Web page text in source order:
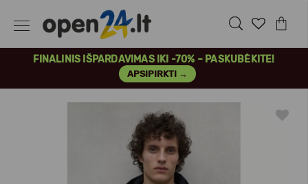
FINALINIS IŠPARDAVIMAS IKI -70% – PASKUBĖKITE!
APSIPIRKTI →